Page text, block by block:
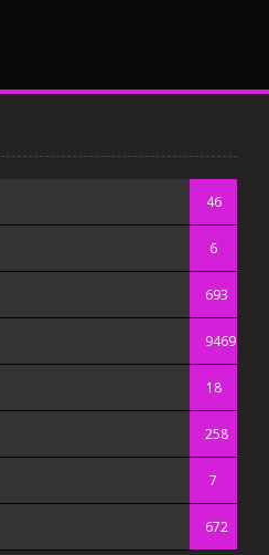
46
6
693
9469
18
258
7
672